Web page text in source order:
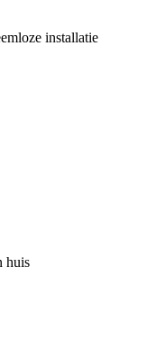
installatie
huis